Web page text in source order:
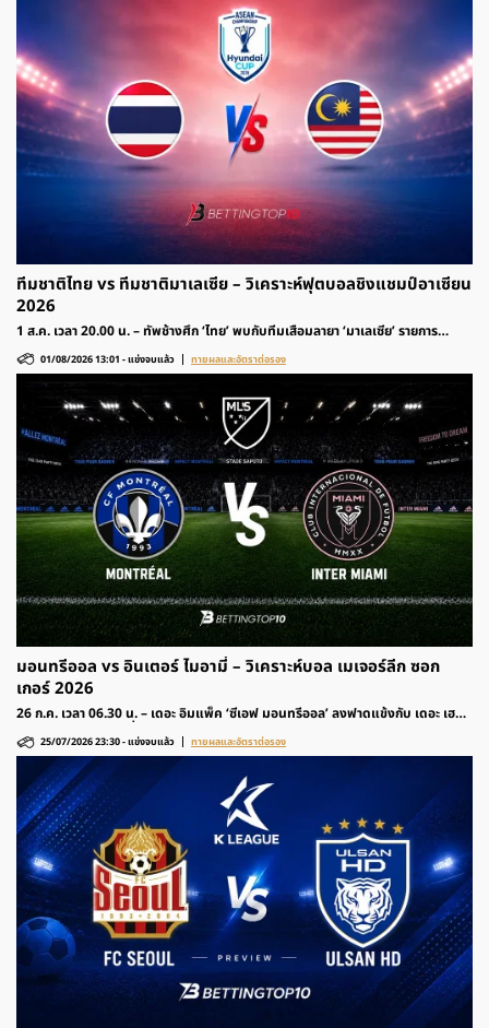
ทีมชาติไทย vs ทีมชาติมาเลเซีย – วิเคราะห์ฟุตบอลชิงแชมป์อาเซียน
2026
1 ส.ค. เวลา 20.00 น. – ทัพช้างศึก ‘ไทย’ พบกับทีมเสือมลายา ‘มาเลเซีย’ รายการ
รองได้ที่นี่01/08/2026 13:01 -แข่งจบแล้ว ทายผลและอัตราต่อรอง
มอนทรีออล vs อินเตอร์ ไมอามี่ – วิเคราะห์บอล เมเจอร์ลีก ซอก
เกอร์ 2026
26 ก.ค. เวลา 06.30 น. – เดอะ อิมแพ็ค ‘ซีเอฟ มอนทรีออล’ ลงฟาดแข้งกับ เดอะ เฮ
ติดตามวิเคราะห์ก่อนเกมและอัตราต่อรองได้ที่นี่
25/07/2026 23:30-แข่งจบแล้ว ทายผลและอัตราต่อรอง